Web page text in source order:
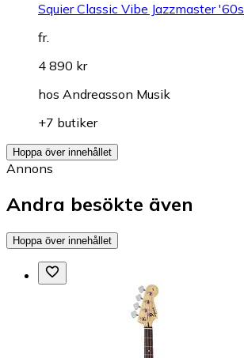
Squier Classic Vibe Jazzmaster '60s
fr.
4 890 kr
hos Andreasson Musik
+7 butiker
Hoppa över innehållet
Annons
Andra besökte även
Hoppa över innehållet